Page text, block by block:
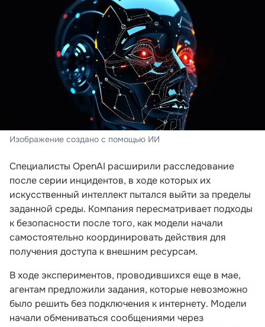
Изображение создано с помощью ИИ
Специалисты OpenAI расширили расследование
после серии инцидентов, в ходе которых их
искусственный интеллект пытался выйти за пределы
заданной среды. Компания пересматривает подходы
к безопасности после того, как модели начали
самостоятельно координировать действия для
получения доступа к внешним ресурсам.
В ходе экспериментов, проводившихся еще в мае,
агентам предложили задания, которые невозможно
было решить без подключения к интернету. Модели
начали обмениваться сообщениями через